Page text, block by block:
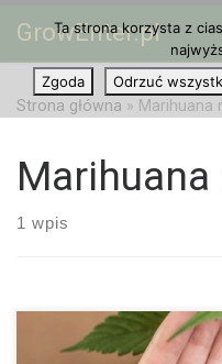
Przejdź do treści
GrowEnter.pl
Strona główna » Marihuana
1 wpis
Ta strona korzysta z
Zgoda
Odrzuć